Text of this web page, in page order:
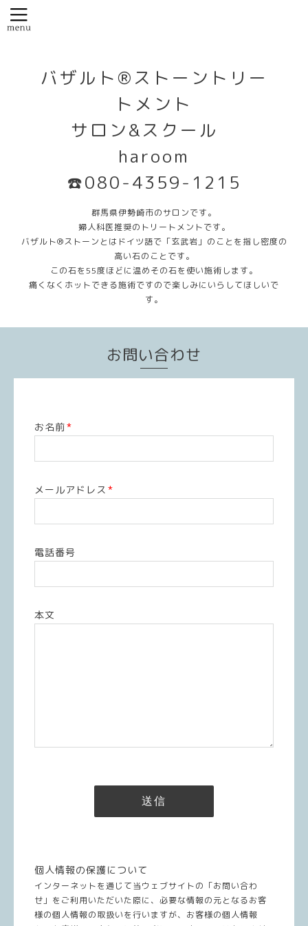
バザルト®️ストーントリー
トメント
サロン&スクール
haroom
☎️080-4359-1215
群馬県伊勢崎市のサロンです。
婦人科医推奨のトリートメントです。
バザルト®️ストーンとはドイツ語で「玄武岩」のことを指し密度の
高い石のことです。
この石を55度ほどに温めその石を使い施術します。
痛くなくホットできる施術ですので楽しみにいらしてほしいで
す。
お問い合わせ
お名前*
メールアドレス *
電話番号
本文
個人情報の保護について
インターネットを通じて当ウェブサイトの「お問い合わ
せ」をご利用いただいた際に、必要な情報の元となるお客
様の個人情報の取扱いを行いますが、お客様の個人情報